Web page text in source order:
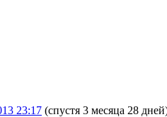
23:17 (спустя 3 месяца 28